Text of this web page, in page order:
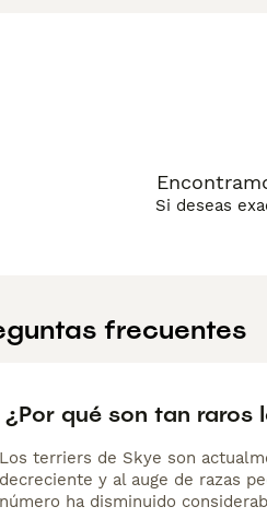
Si deseas
frecuentes
¿Por qué son tan raros
Los terriers de Skye son
decreciente y al auge de razas
número ha disminuido